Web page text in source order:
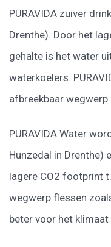
PURAVIDA zuiver
Drenthe). Door het
gehalte is het water
waterkoelers.
afbreekbaar wegwerp
PURAVIDA Water
Hunzedal in Drenthe)
lagere CO2 footprint
wegwerp flessen
beter voor het